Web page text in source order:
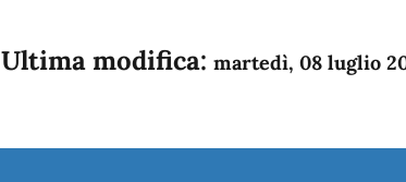
Ultima modifica: martedì, 08 luglio